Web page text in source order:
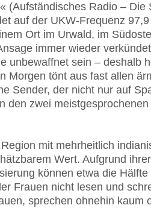
(Aufständisches Radio – Die
auf der UKW-Frequenz
Ort im Urwald, im
immer wieder
unbewaffnet sein – deshalb
Morgen tönt aus fast allen
Sender, der nicht nur auf
den zwei
mit mehrheitlich
Wert. Aufgrund ihrer
können etwa die
Frauen nicht lesen und
sprechen ohnehin kaum